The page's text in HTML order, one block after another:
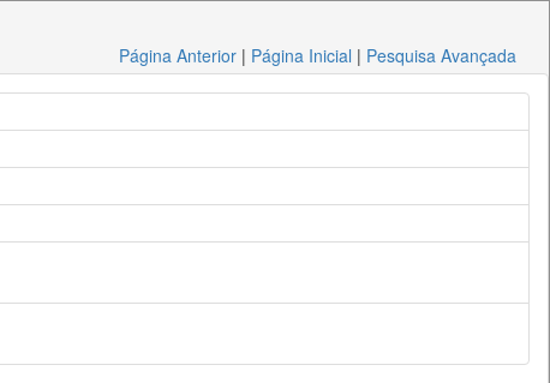
Página Anterior | Página Inicial | Pesquisa Avançada